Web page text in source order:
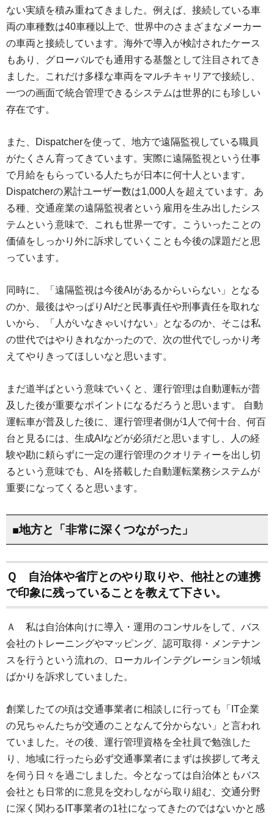
ない実績を積み重ねてきました。例えば、接続している車
両の車種数は40車種以上で、世界中のさまざまなメーカー
の車両と接続しています。海外で導入が検討されたケース
もあり、グローバルでも通用する基盤として注目されてき
ました。これだけ多様な車両をマルチキャリアで接続し、
一つの画面で統合管理できるシステムは世界的にも珍しい
存在です。
また、Dispatcherを使って、地方で遠隔監視している職員
がたくさん育ってきています。実際に遠隔監視という仕事
で月給をもらっている人たちが日本に何十人といます。
Dispatcherの累計ユーザー数は1,000人を超えています。あ
る種、交通産業の遠隔監視者という雇用を生み出したシス
テムという意味で、これも世界一です。こういったことの
価値をしっかり外に訴求していくことも今後の課題だと思
っています。
同時に、「遠隔監視は今後AIがあるからいらない」となる
のか、最後はやっぱりAIだと民事責任や刑事責任を取れな
いから、「人がいなきゃいけない」となるのか、そこは私
の世代ではやりきれなかったので、次の世代でしっかり考
えてやりきってほしいなと思います。
まだ道半ばという意味でいくと、運行管理は自動運転が普
及した後が重要なポイントになるだろうと思います。 自動
運転車が普及した後に、運行管理者側が1人で何十台、何百
台と見るには、生成AIなどが必須だと思いますし、人の経
験や勘に頼らずに一定の運行管理のクオリティーを出し切
るという意味でも、AIを搭載した自動運転業務システムが
重要になってくると思います。
■地方と「非常に深くつながった」
Ｑ 自治体や省庁とのやり取りや、他社との連携
で印象に残っていることを教えて下さい。
Ａ 私は自治体向けに導入・運用のコンサルをして、バス
会社のトレーニングやマッピング、認可取得・メンテナン
スを行うという流れの、ローカルインテグレーション領域
ばかりを訴求していました。
創業したての頃は交通事業者に相談しに行っても「IT企業
の兄ちゃんたちが交通のことなんて分からない」と言われ
ていました。その後、運行管理資格を全社員で勉強した
り、地域に行ったら必ず交通事業者にまずは挨拶して考え
を伺う日々を過ごしました。今となっては自治体ともバス
会社とも日常的に意見を交わしながら取り組む、交通分野
に深く関わるIT事業者の1社になってきたのではないかと感